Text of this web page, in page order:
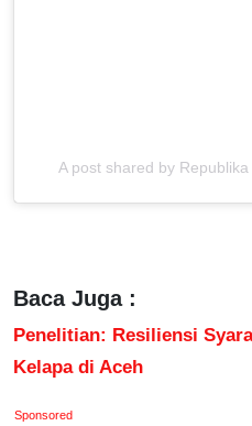
A post shared by
Baca Juga :
Penelitian: Resiliensi
Kelapa di Aceh
Sponsored